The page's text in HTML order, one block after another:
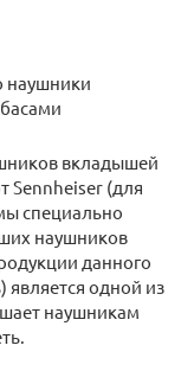
наушники
вкладышей
Sennheiser (для
специально
наушников
данного
является одной из
наушникам